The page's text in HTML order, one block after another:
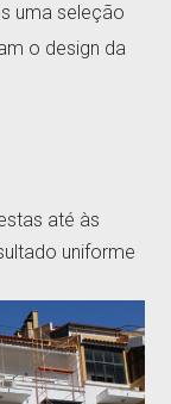
uma seleção
o design da
até às
uniforme